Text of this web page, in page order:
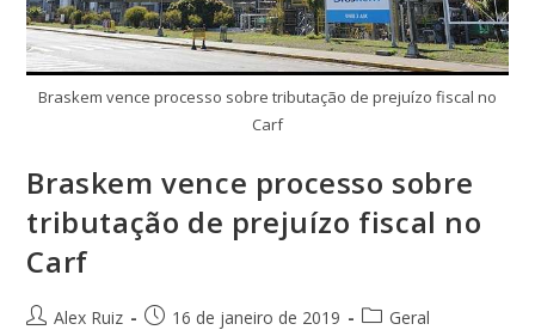
Braskem vence processo sobre tributação de prejuízo fiscal no
Carf
Braskem vence processo sobre
tributação de prejuízo fiscal no
Carf
Alex Ruiz 16 de janeiro de 2019 Geral